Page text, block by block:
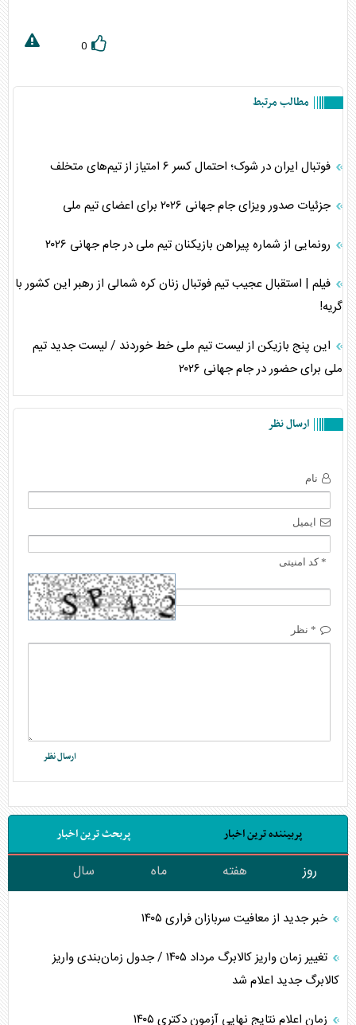
0
مطالب مرتبط
فوتبال ایران در شوک؛ احتمال کسر ۶ امتیاز از تیم‌های متخلف
جزئیات صدور ویزای جام جهانی ۲۰۲۶ برای اعضای تیم ملی
رونمایی از شماره پیراهن بازیکنان تیم ملی در جام جهانی ۲۰۲۶
فیلم | استقبال عجیب تیم فوتبال زنان کره شمالی از رهبر این کشور با
گریه!
این پنج بازیکن از لیست تیم ملی خط خوردند / لیست جدید تیم
ملی برای حضور در جام جهانی ۲۰۲۶
ارسال نظر
نام
ایمیل
* کد امنیتی
* نظر
پربیننده ترین اخبار پربحث ترین اخبار
روز هفته ماه سال
خبر جدید از معافیت سربازان فراری ۱۴۰۵
تغییر زمان واریز کالابرگ مرداد ۱۴۰۵ / جدول زمان‌بندی واریز
کالابرگ جدید اعلام شد
زمان اعلام نتایج نهایی آزمون دکتری ۱۴۰۵